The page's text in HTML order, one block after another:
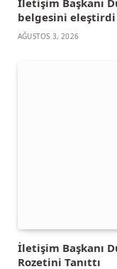
belgesini eleştirdi
AĞUSTOS 3, 2026
İletişim Başkanı
Rozetini Tanıttı